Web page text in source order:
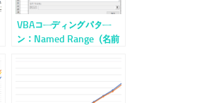
VBAコーディングパター
ン：Named Range（名前